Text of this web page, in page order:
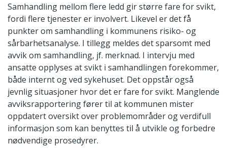
Samhandling mellom flere ledd gir større fare for svikt,
fordi flere tjenester er involvert. Likevel er det få
punkter om samhandling i kommunens risiko- og
sårbarhetsanalyse. I tillegg meldes det sparsomt med
avvik om samhandling, jf. merknad. I intervju med
ansatte opplyses at svikt i samhandlingen forekommer,
både internt og ved sykehuset. Det oppstår også
jevnlig situasjoner hvor det er fare for svikt. Manglende
avviksrapportering fører til at kommunen mister
oppdatert oversikt over problemområder og verdifull
informasjon som kan benyttes til å utvikle og forbedre
nødvendige prosedyrer.